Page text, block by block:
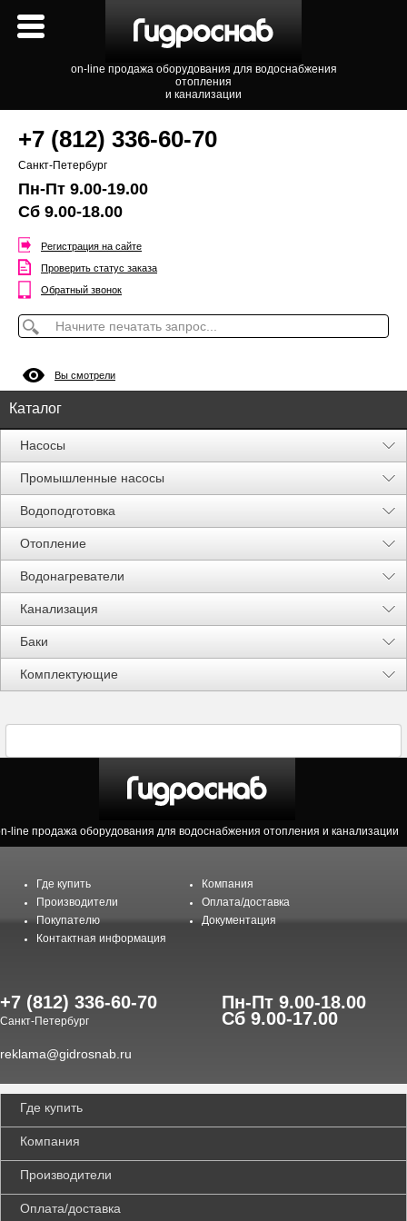
on-line продажа оборудования для водоснабжения
отопления
и канализации
+7 (812) 336-60-70
Санкт-Петербург
Пн-Пт 9.00-19.00
Сб 9.00-18.00
Регистрация на сайте
Проверить статус заказа
Обратный звонок
Вы смотрели
Каталог
Насосы
Промышленные насосы
Водоподготовка
Отопление
Водонагреватели
Канализация
Баки
Комплектующие
Акции %
line продажа оборудования для водоснабжения отопления и канализации
Где купить
Компания
Производители
Оплата/доставка
Покупателю
Документация
Контактная информация
+7 (812) 336-60-70
Санкт-Петербург
Пн-Пт 9.00-18.00
Сб 9.00-17.00
reklama@gidrosnab.ru
Где купить
Компания
Производители
Оплата/доставка